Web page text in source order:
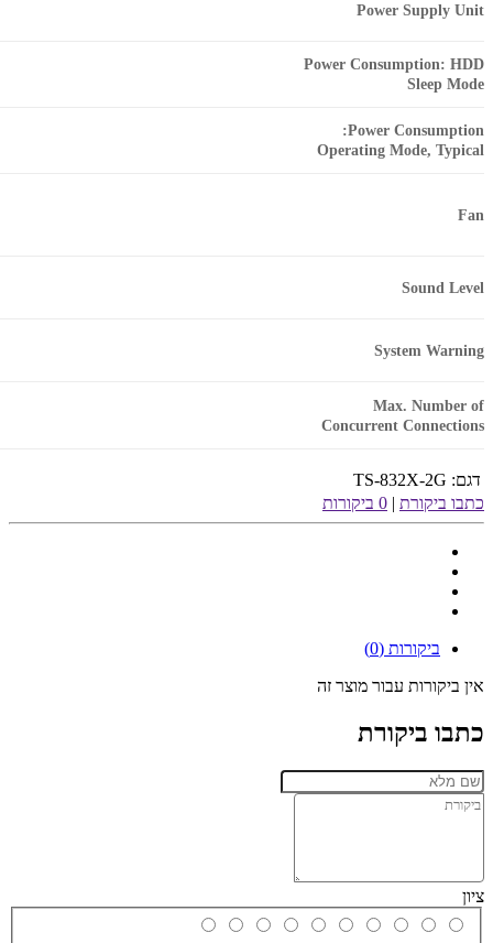
Power Supply Unit
Power Consumption: HDD
Sleep Mode
Power Consumption:
Operating Mode, Typical
Fan
Sound Level
System Warning
Max. Number of
Concurrent Connections
דגם: TS-832X-2G
כתבו ביקורת | 0 ביקורות
ביקורות (0)
אין ביקורות עבור מוצר זה
כתבו ביקורת
ציון